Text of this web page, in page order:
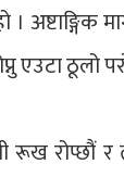
एउटा ठूलो
रोप्छौं र